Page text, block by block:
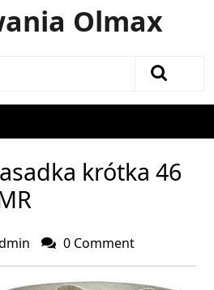
Olmax
krótka 46
0 Comment